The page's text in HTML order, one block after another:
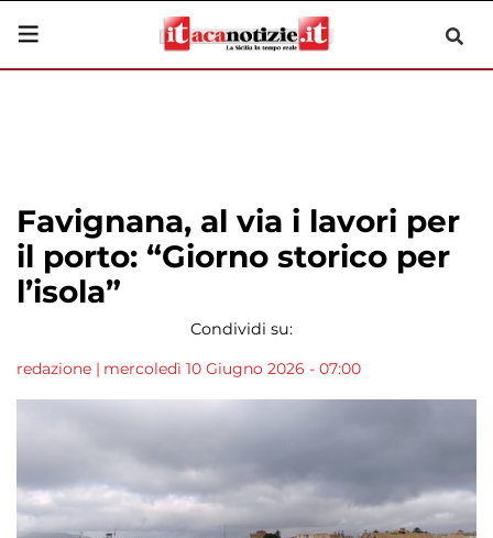
Favignana, al via i lavori per
il porto: “Giorno storico per
l’isola”
Condividi su:
redazione | mercoledì 10 Giugno 2026 - 07:00